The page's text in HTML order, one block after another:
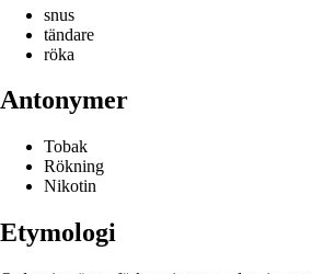
snus
tändare
röka
Antonymer
Tobak
Rökning
Nikotin
Etymologi